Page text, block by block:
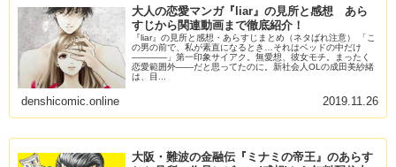
大人の恋愛マンガ『liar』の見所と感想 あら
すじから関連動画まで徹底紹介！
『liar』の見所と感想・あらすじまとめ（ネタばれ注意） 「こ
の男の前で、私が素直になるとき…それはベッドの中だけ
――――」第一印象サイアク。無愛想、彼女モチ。まったく
恋愛範囲外――だと思ってたのに。新社会人OLの成田美紗緒
は、目...
denshicomic.online 2019.11.26
大阪・難波の金融伝『ミナミの帝王』のあらす